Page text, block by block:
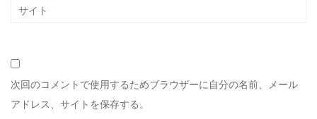
次回のコメントで使用するためブラウザーに自分の名前、メール
アドレス、サイトを保存する。